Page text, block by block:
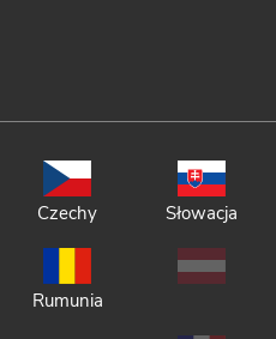
Czechy Słowacja
Rumunia